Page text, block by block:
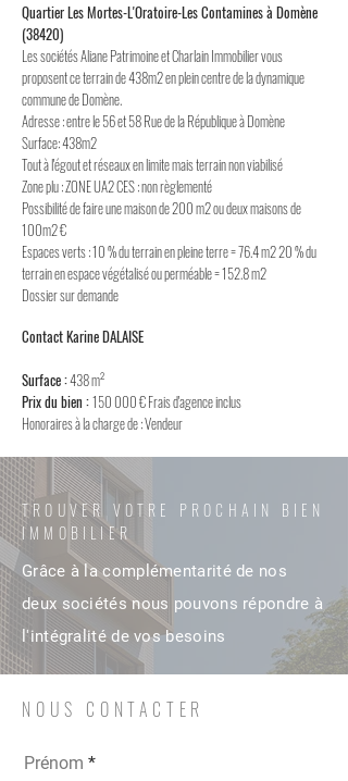
Quartier Les Mortes-L'Oratoire-Les Contamines à Domène
(38420)
Les sociétés Aliane Patrimoine et Charlain Immobilier vous
proposent ce terrain de 438m2 en plein centre de la dynamique
commune de Domène.
Adresse : entre le 56 et 58 Rue de la République à Domène
Surface: 438m2
Tout à l'égout et réseaux en limite mais terrain non viabilisé
Zone plu : ZONE UA2 CES : non règlementé
Possibilité de faire une maison de 200 m2 ou deux maisons de
100m2 €
Espaces verts : 10 % du terrain en pleine terre = 76.4 m2 20 % du
terrain en espace végétalisé ou perméable = 152.8 m2
Dossier sur demande
Contact Karine DALAISE
Surface :438 m²
Prix du bien :150 000 € Frais d'agence inclus
Honoraires à la charge de : Vendeur
TROUVER VOTRE PROCHAIN BIEN
IMMOBILIER
Grâce à la complémentarité de nos
deux sociétés nous pouvons répondre à
l'intégralité de vos besoins
NOUS CONTACTER
Prénom